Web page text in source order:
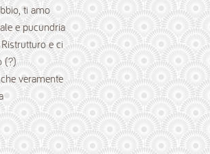
ti amo
e pucundria
Ristrutturo e ci
(?)
veramente